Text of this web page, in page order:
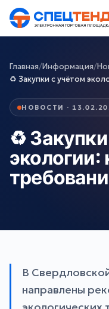
Главная/Информация/
♻️ Закупки с учётом
НОВОСТИ ·
♻️
экологии:
В
направлены